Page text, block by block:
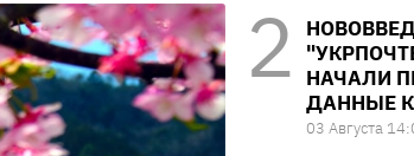
НАЧАЛИ
ДАННЫЕ
03 Августа